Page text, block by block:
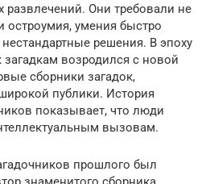
развлечений. Они требовали не
остроумия, умения быстро
решения. В эпоху
возродился с новой
сборники загадок,
публики. История
показывает, что люди
вызовам.
прошлого был